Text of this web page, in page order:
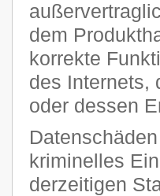
dem
korrekte
des Internets,
oder dessen
kriminelles
derzeitigen